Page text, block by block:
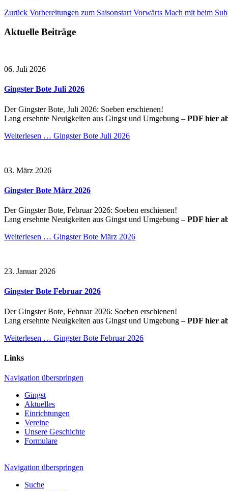
Zurück Vorbereitungen zum Saisonstart Vorwärts Mach mit beim
Aktuelle Beiträge
06. Juli 2026
Gingster Bote Juli 2026
Der Gingster Bote, Juli 2026: Soeben erschienen!
Lang ersehnte Neuigkeiten aus Gingst und Umgebung – PDF hier
Weiterlesen … Gingster Bote Juli 2026
03. März 2026
Gingster Bote März 2026
Der Gingster Bote, Februar 2026: Soeben erschienen!
Lang ersehnte Neuigkeiten aus Gingst und Umgebung – PDF hier
Weiterlesen … Gingster Bote März 2026
23. Januar 2026
Gingster Bote Februar 2026
Der Gingster Bote, Februar 2026: Soeben erschienen!
Lang ersehnte Neuigkeiten aus Gingst und Umgebung – PDF hier
Weiterlesen … Gingster Bote Februar 2026
Links
Navigation überspringen
Gingst
Aktuelles
Einrichtungen
Vereine
Unsere Geschichte
Formulare
Navigation überspringen
Suche